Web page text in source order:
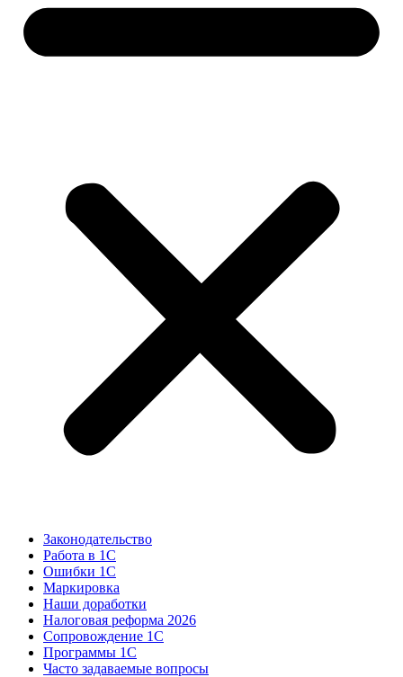
Законодательство
Работа в 1С
Ошибки 1С
Маркировка
Наши доработки
Налоговая реформа 2026
Сопровождение 1С
Программы 1С
Часто задаваемые вопросы